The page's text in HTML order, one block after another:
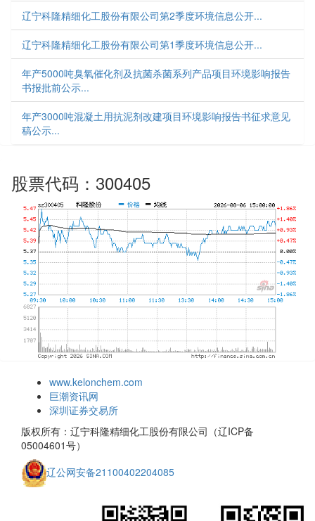
辽宁科隆精细化工股份有限公司第2季度环境信息公开...
辽宁科隆精细化工股份有限公司第1季度环境信息公开...
年产5000吨臭氧催化剂及抗菌杀菌系列产品项目环境影响报告
书报批前公示...
年产3000吨混凝土用抗泥剂改建项目环境影响报告书征求意见
稿公示...
股票代码：300405
www.kelonchem.com
巨潮资讯网
深圳证券交易所
版权所有：辽宁科隆精细化工股份有限公司（辽ICP备
05004601号）
辽公网安备21100402204085